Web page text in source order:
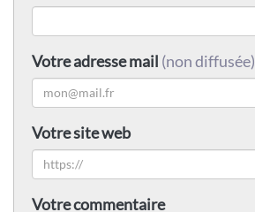
Votre adresse mail (non diffusée)
Votre site web
Votre commentaire